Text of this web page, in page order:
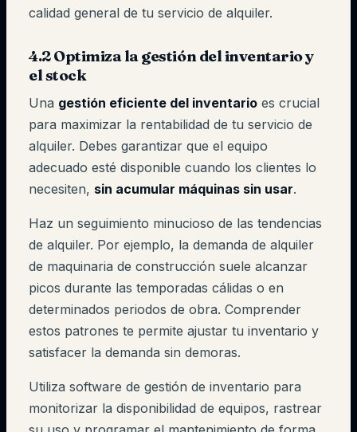
calidad general de tu servicio de alquiler.
4.2 Optimiza la gestión del inventario y
el stock
Una gestión eficiente del inventario es crucial
para maximizar la rentabilidad de tu servicio de
alquiler. Debes garantizar que el equipo
adecuado esté disponible cuando los clientes lo
necesiten, sin acumular máquinas sin usar.
Haz un seguimiento minucioso de las tendencias
de alquiler. Por ejemplo, la demanda de alquiler
de maquinaria de construcción suele alcanzar
picos durante las temporadas cálidas o en
determinados periodos de obra. Comprender
estos patrones te permite ajustar tu inventario y
satisfacer la demanda sin demoras.
Utiliza software de gestión de inventario para
monitorizar la disponibilidad de equipos, rastrear